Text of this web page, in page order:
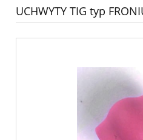
UCHWYTY TIG typ